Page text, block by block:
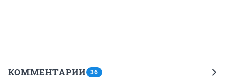
КОММЕНТАРИИ 36